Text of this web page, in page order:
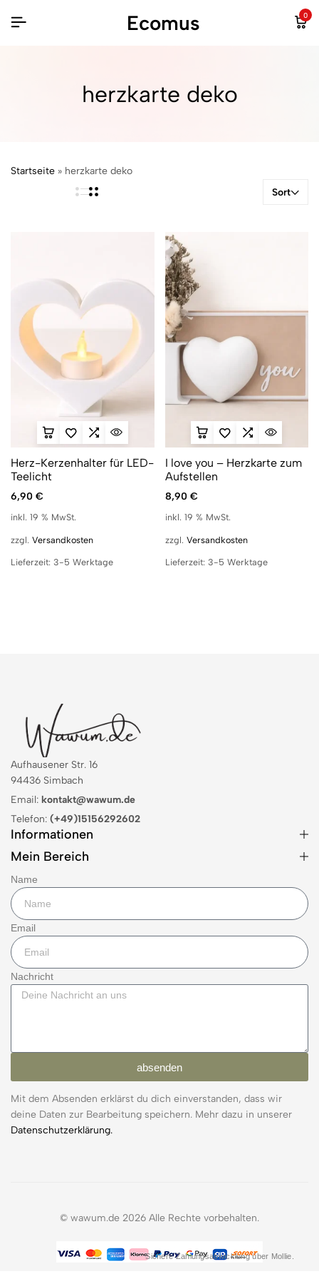
Ecomus 0
herzkarte deko
Startseite » herzkarte deko
Sort
Herz-Kerzenhalter für LED-
Teelicht
6,90 €
inkl. 19 % MwSt.
zzgl. Versandkosten
Lieferzeit: 3-5 Werktage
I love you – Herzkarte zum
Aufstellen
8,90 €
inkl. 19 % MwSt.
zzgl. Versandkosten
Lieferzeit: 3-5 Werktage
Aufhausener Str. 16
94436 Simbach
Email: kontakt@wawum.de
Telefon: (+49)15156292602
Informationen
Mein Bereich
Name
Email
Nachricht
absenden
Mit dem Absenden erklärst du dich einverstanden, dass wir
deine Daten zur Bearbeitung speichern. Mehr dazu in unserer
Datenschutzerklärung.
© wawum.de 2026 Alle Rechte vorbehalten.
Sichere Zahlungsabwicklung über Mollie.